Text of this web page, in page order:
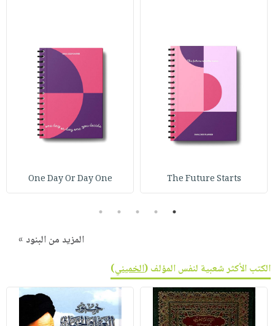
The Future Starts
One Day Or Day One
1
2
3
4
5
المزيد من البنود »
الكتب الأكثر شعبية لنفس المؤلف (الخميني)